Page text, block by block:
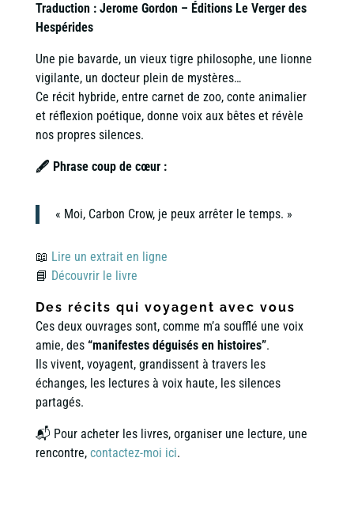
Traduction : Jerome Gordon – Éditions Le Verger des
Hespérides
Une pie bavarde, un vieux tigre philosophe, une lionne
vigilante, un docteur plein de mystères…
Ce récit hybride, entre carnet de zoo, conte animalier
et réflexion poétique, donne voix aux bêtes et révèle
nos propres silences.
🖋 Phrase coup de cœur :
« Moi, Carbon Crow, je peux arrêter le temps. »
📖 Lire un extrait en ligne
📘 Découvrir le livre
Des récits qui voyagent avec vous
Ces deux ouvrages sont, comme m’a soufflé une voix
amie, des “manifestes déguisés en histoires”.
Ils vivent, voyagent, grandissent à travers les
échanges, les lectures à voix haute, les silences
partagés.
📬 Pour acheter les livres, organiser une lecture, une
rencontre, contactez-moi ici.